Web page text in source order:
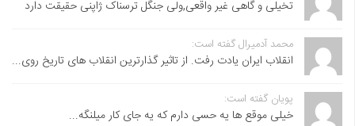
تخیلی و گاهی غیر واقعی,ولی جنگل ترسناک ژاپنی حقیقت دارد
محمد آدمیرال گفته است:
انقلاب ایران یادت رفت. از تاثیر گذارترین انقلاب های تاریخ روی...
پویان گفته است:
خیلی موقع ها یه حسی دارم که یه جای کار میلنگه...